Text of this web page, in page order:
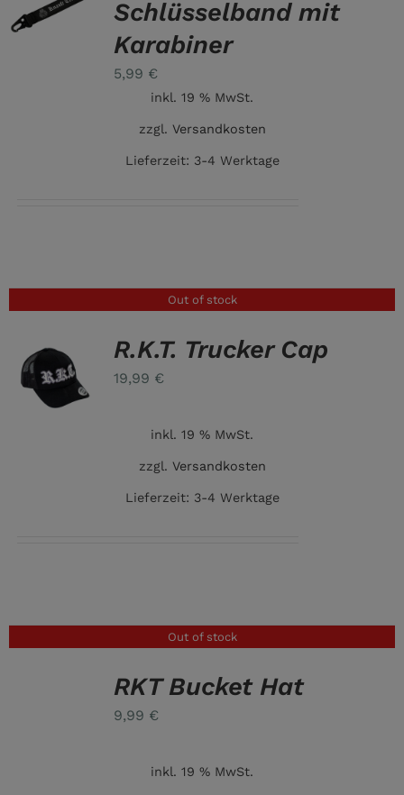
Schlüsselband mit
Karabiner
5,99 €
inkl. 19 % MwSt.
zzgl. Versandkosten
Lieferzeit: 3-4 Werktage
Out of stock
R.K.T. Trucker Cap
19,99 €
inkl. 19 % MwSt.
zzgl. Versandkosten
Lieferzeit: 3-4 Werktage
Out of stock
RKT Bucket Hat
9,99 €
inkl. 19 % MwSt.